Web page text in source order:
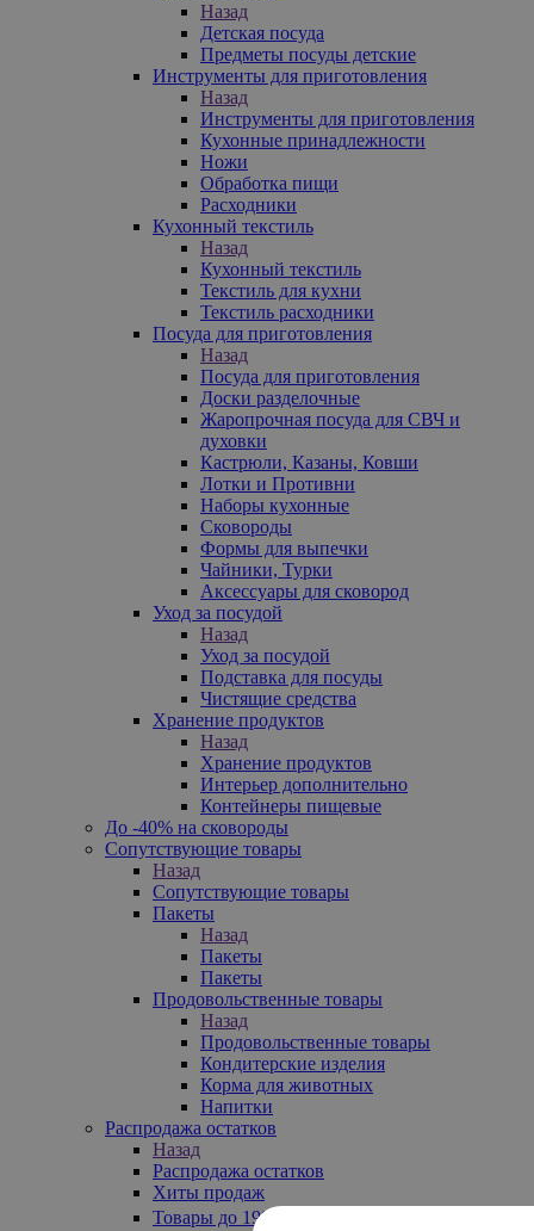
Назад
Детская посуда
Предметы посуды детские
Инструменты для приготовления
Назад
Инструменты для приготовления
Кухонные принадлежности
Ножи
Обработка пищи
Расходники
Кухонный текстиль
Назад
Кухонный текстиль
Текстиль для кухни
Текстиль расходники
Посуда для приготовления
Назад
Посуда для приготовления
Доски разделочные
Жаропрочная посуда для СВЧ и
духовки
Кастрюли, Казаны, Ковши
Лотки и Противни
Наборы кухонные
Сковороды
Формы для выпечки
Чайники, Турки
Аксессуары для сковород
Уход за посудой
Назад
Уход за посудой
Подставка для посуды
Чистящие средства
Хранение продуктов
Назад
Хранение продуктов
Интерьер дополнительно
Контейнеры пищевые
До -40% на сковороды
Сопутствующие товары
Назад
Сопутствующие товары
Пакеты
Назад
Пакеты
Пакеты
Продовольственные товары
Назад
Продовольственные товары
Кондитерские изделия
Корма для животных
Напитки
Распродажа остатков
Назад
Распродажа остатков
Хиты продаж
Товары до 199₽